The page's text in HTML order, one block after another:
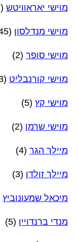
מוישי יאראוויטש (1)
מוישי מנדלסון (45)
מוישי סופר (2)
מוישי קורנבליט (3)
מוישי קץ (5)
מוישי שרמן (2)
מיילך הגר (4)
מיילך זולדן (3)
מיכאל שמעונוביץ
מנדי ברנדויין (5)